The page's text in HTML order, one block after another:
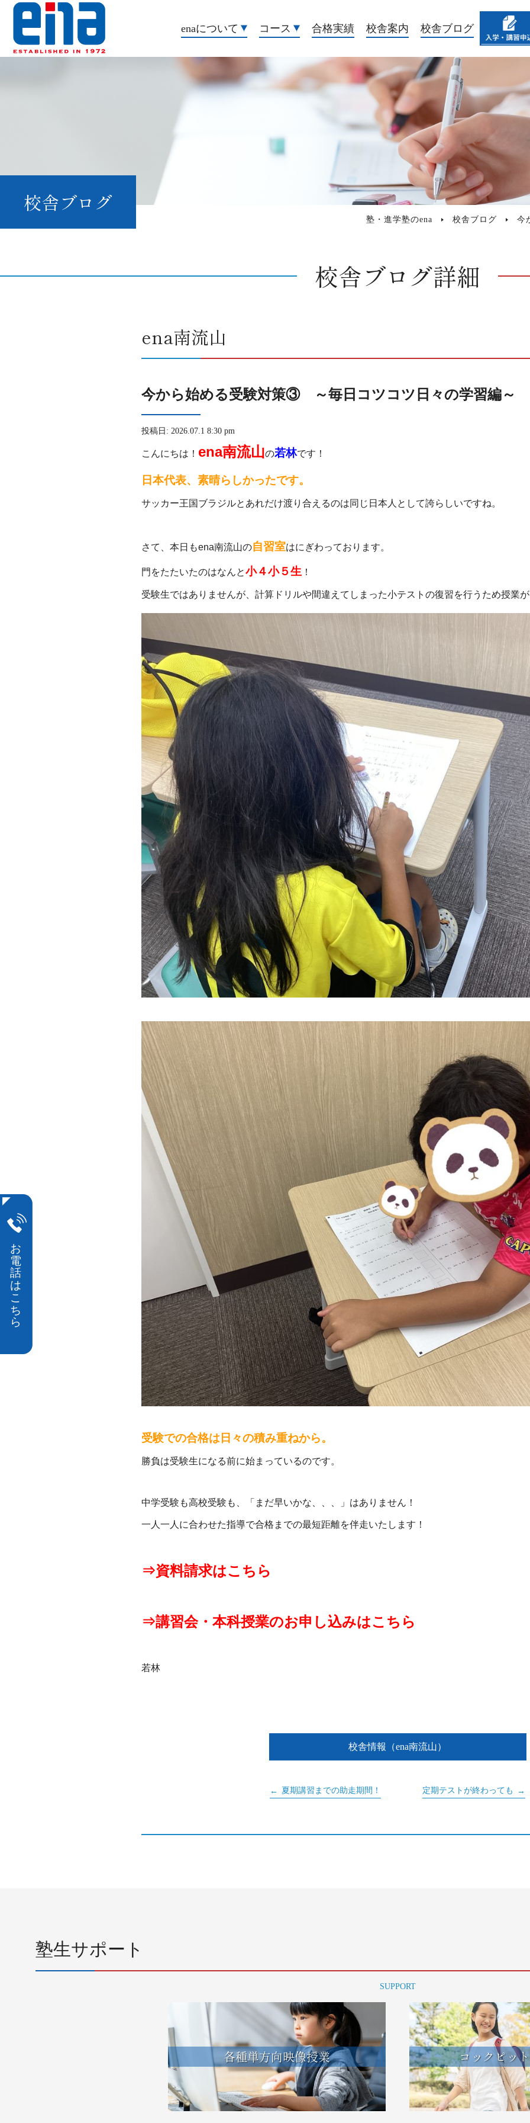
enaについて コース 合格実績 校舎案内 校舎ブログ
校舎ブログ
塾・進学塾のena 校舎ブログ 今
校舎ブログ詳細
ena南流山
今から始める受験対策③ ～毎日コツコツ日々の学習編～
投稿日: 2026.07.1 8:30 pm
こんにちは！ ena南流山の若林です！
日本代表、素晴らしかったです。
サッカー王国ブラジルとあれだけ渡り合えるのは同じ日本人として誇らしいですね。
さて、本日もena南流山の自習室はにぎわっております。
門をたたいたのはなんと小４小５生 ！
受験生ではありませんが、計算ドリルや間違えてしまった小テストの復習を行うため授業
受験での合格は日々の積み重ねから。
勝負は受験生になる前に始まっているのです。
中学受験も高校受験も、「まだ早いかな、、、」はありません！
一人一人に合わせた指導で合格までの最短距離を伴走いたします！
⇒資料請求はこちら
⇒講習会・本科授業のお申し込みはこちら
若林
校舎情報（ena南流山）
夏期講習までの助走期間！ 定期テストが終わっても
塾生サポート
SUPPORT
各種単方向映像授業 コックピッ